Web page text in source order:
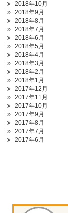
2018年10月
2018年9月
2018年8月
2018年7月
2018年6月
2018年5月
2018年4月
2018年3月
2018年2月
2018年1月
2017年12月
2017年11月
2017年10月
2017年9月
2017年8月
2017年7月
2017年6月